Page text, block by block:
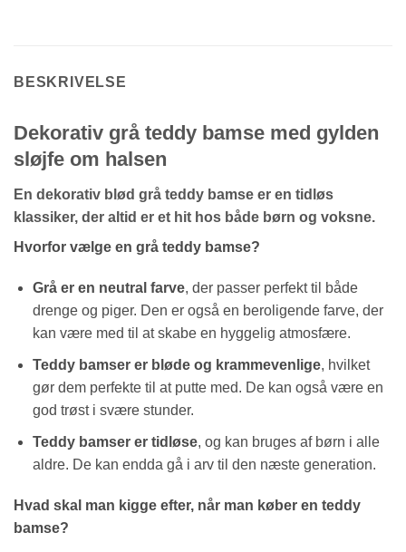
BESKRIVELSE
Dekorativ grå teddy bamse med gylden
sløjfe om halsen
En dekorativ blød grå teddy bamse er en tidløs
klassiker, der altid er et hit hos både børn og voksne.
Hvorfor vælge en grå teddy bamse?
Grå er en neutral farve, der passer perfekt til både
drenge og piger. Den er også en beroligende farve, der
kan være med til at skabe en hyggelig atmosfære.
Teddy bamser er bløde og krammevenlige, hvilket
gør dem perfekte til at putte med. De kan også være en
god trøst i svære stunder.
Teddy bamser er tidløse, og kan bruges af børn i alle
aldre. De kan endda gå i arv til den næste generation.
Hvad skal man kigge efter, når man køber en teddy
bamse?